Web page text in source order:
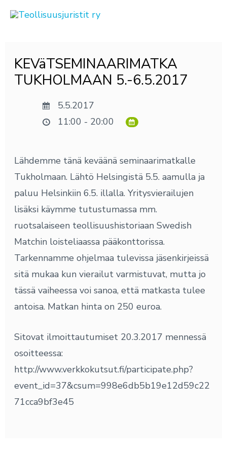
Siirry
KEVäTSEMINAARIMATKA
TUKHOLMAAN 5.-6.5.2017
5.5.2017
11:00 - 20:00
Lähdemme tänä keväänä seminaarimatkalle
Tukholmaan. Lähtö Helsingistä 5.5. aamulla ja
paluu Helsinkiin 6.5. illalla. Yritysvierailujen
lisäksi käymme tutustumassa mm.
ruotsalaiseen teollisuushistoriaan Swedish
Matchin loisteliaassa pääkonttorissa.
Tarkennamme ohjelmaa tulevissa jäsenkirjeissä
sitä mukaa kun vierailut varmistuvat, mutta jo
tässä vaiheessa voi sanoa, että matkasta tulee
antoisa. Matkan hinta on 250 euroa.
Sitovat ilmoittautumiset 20.3.2017 mennessä
osoitteessa:
http://www.verkkokutsut.fi/participate.php?
event_id=37&csum=998e6db5b19e12d59c22
71cca9bf3e45
navigation